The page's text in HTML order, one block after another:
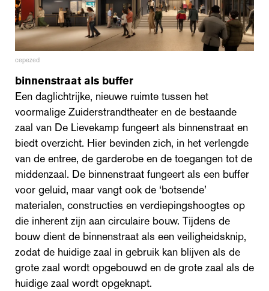
cepezed
binnenstraat als buffer
Een daglichtrijke, nieuwe ruimte tussen het
voormalige Zuiderstrandtheater en de bestaande
zaal van De Lievekamp fungeert als binnenstraat en
biedt overzicht. Hier bevinden zich, in het verlengde
van de entree, de garderobe en de toegangen tot de
middenzaal. De binnenstraat fungeert als een buffer
voor geluid, maar vangt ook de ‘botsende’
materialen, constructies en verdiepingshoogtes op
die inherent zijn aan circulaire bouw. Tijdens de
bouw dient de binnenstraat als een veiligheidsknip,
zodat de huidige zaal in gebruik kan blijven als de
grote zaal wordt opgebouwd en de grote zaal als de
huidige zaal wordt opgeknapt.